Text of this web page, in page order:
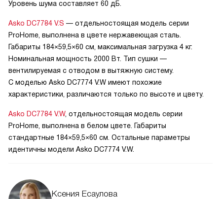
Уровень шума составляет 60 дБ.
Asko DC7784 V.S — отдельностоящая модель серии
ProHome, выполнена в цвете нержавеющая сталь.
Габариты 184×59,5×60 см, максимальная загрузка 4 кг.
Номинальная мощность 2000 Вт. Тип сушки —
вентилируемая с отводом в вытяжную систему.
С моделью Asko DC7774 V.W имеют похожие
характеристики, различаются только по высоте и цвету.
Asko DC7784 V.W, отдельностоящая модель серии
ProHome, выполнена в белом цвете. Габариты
стандартные 184×59,5×60 см. Остальные параметры
идентичны модели Asko DC7774 V.W.
Ксения Есаулова